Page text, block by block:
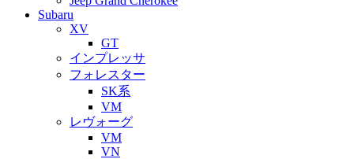
Subaru
XV
GT
インプレッサ
フォレスター
SK系
VM
レヴォーグ
VM
VN